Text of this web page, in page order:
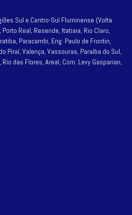
Sul e Centro-Sul Fluminense (Volta
Real, Resende, Itatiaia, Rio Claro,
Paracambi, Eng. Paulo de Frontin,
Piraí, Valença, Vassouras, Paraíba do Sul,
das Flores, Areal, Com. Levy Gasparian,